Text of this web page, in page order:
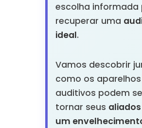
escolha informada
recuperar uma
ideal.
Vamos descobrir
como os aparelhos
auditivos podem se
tornar seus
um